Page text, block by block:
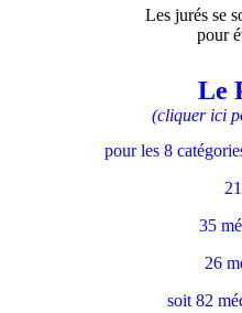
Les jurés se
pour
Le
(cliquer ici
pour les 8
35
26
soit 82